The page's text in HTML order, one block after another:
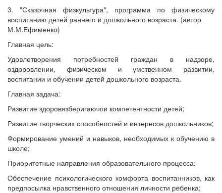
3. "Сказочная физкультура", программа по физическому
воспитанию детей раннего и дошкольного возраста. (автор
М.М.Ефименко)
Главная цель:
Удовлетворения потребностей граждан в надзоре,
оздоровлении, физическом и умственном развитии,
воспитании и обучении детей дошкольного возраста.
Главная задача:
Развитие здоровязберигаючои компетентности детей;
Развитие творческих способностей и интересов дошкольников;
Формирование умений и навыков, необходимых к обучению в
школе;
Приоритетные направления образовательного процесса:
Обеспечение психологического комфорта воспитанников, как
предпосылка нравственного отношения личности ребенка;